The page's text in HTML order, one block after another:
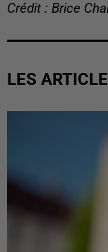
Crédit : Brice
LES